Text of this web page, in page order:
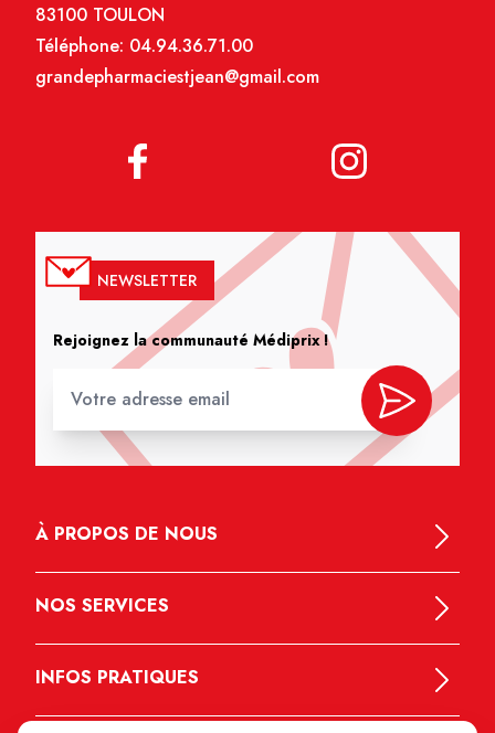
83100 TOULON
Téléphone: 04.94.36.71.00
grandepharmaciestjean@gmail.com
NEWSLETTER
Rejoignez la communauté Médiprix !
À PROPOS DE NOUS
NOS SERVICES
INFOS PRATIQUES